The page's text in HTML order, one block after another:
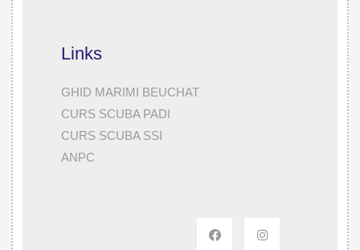
Links
GHID MARIMI BEUCHAT
CURS SCUBA PADI
CURS SCUBA SSI
ANPC